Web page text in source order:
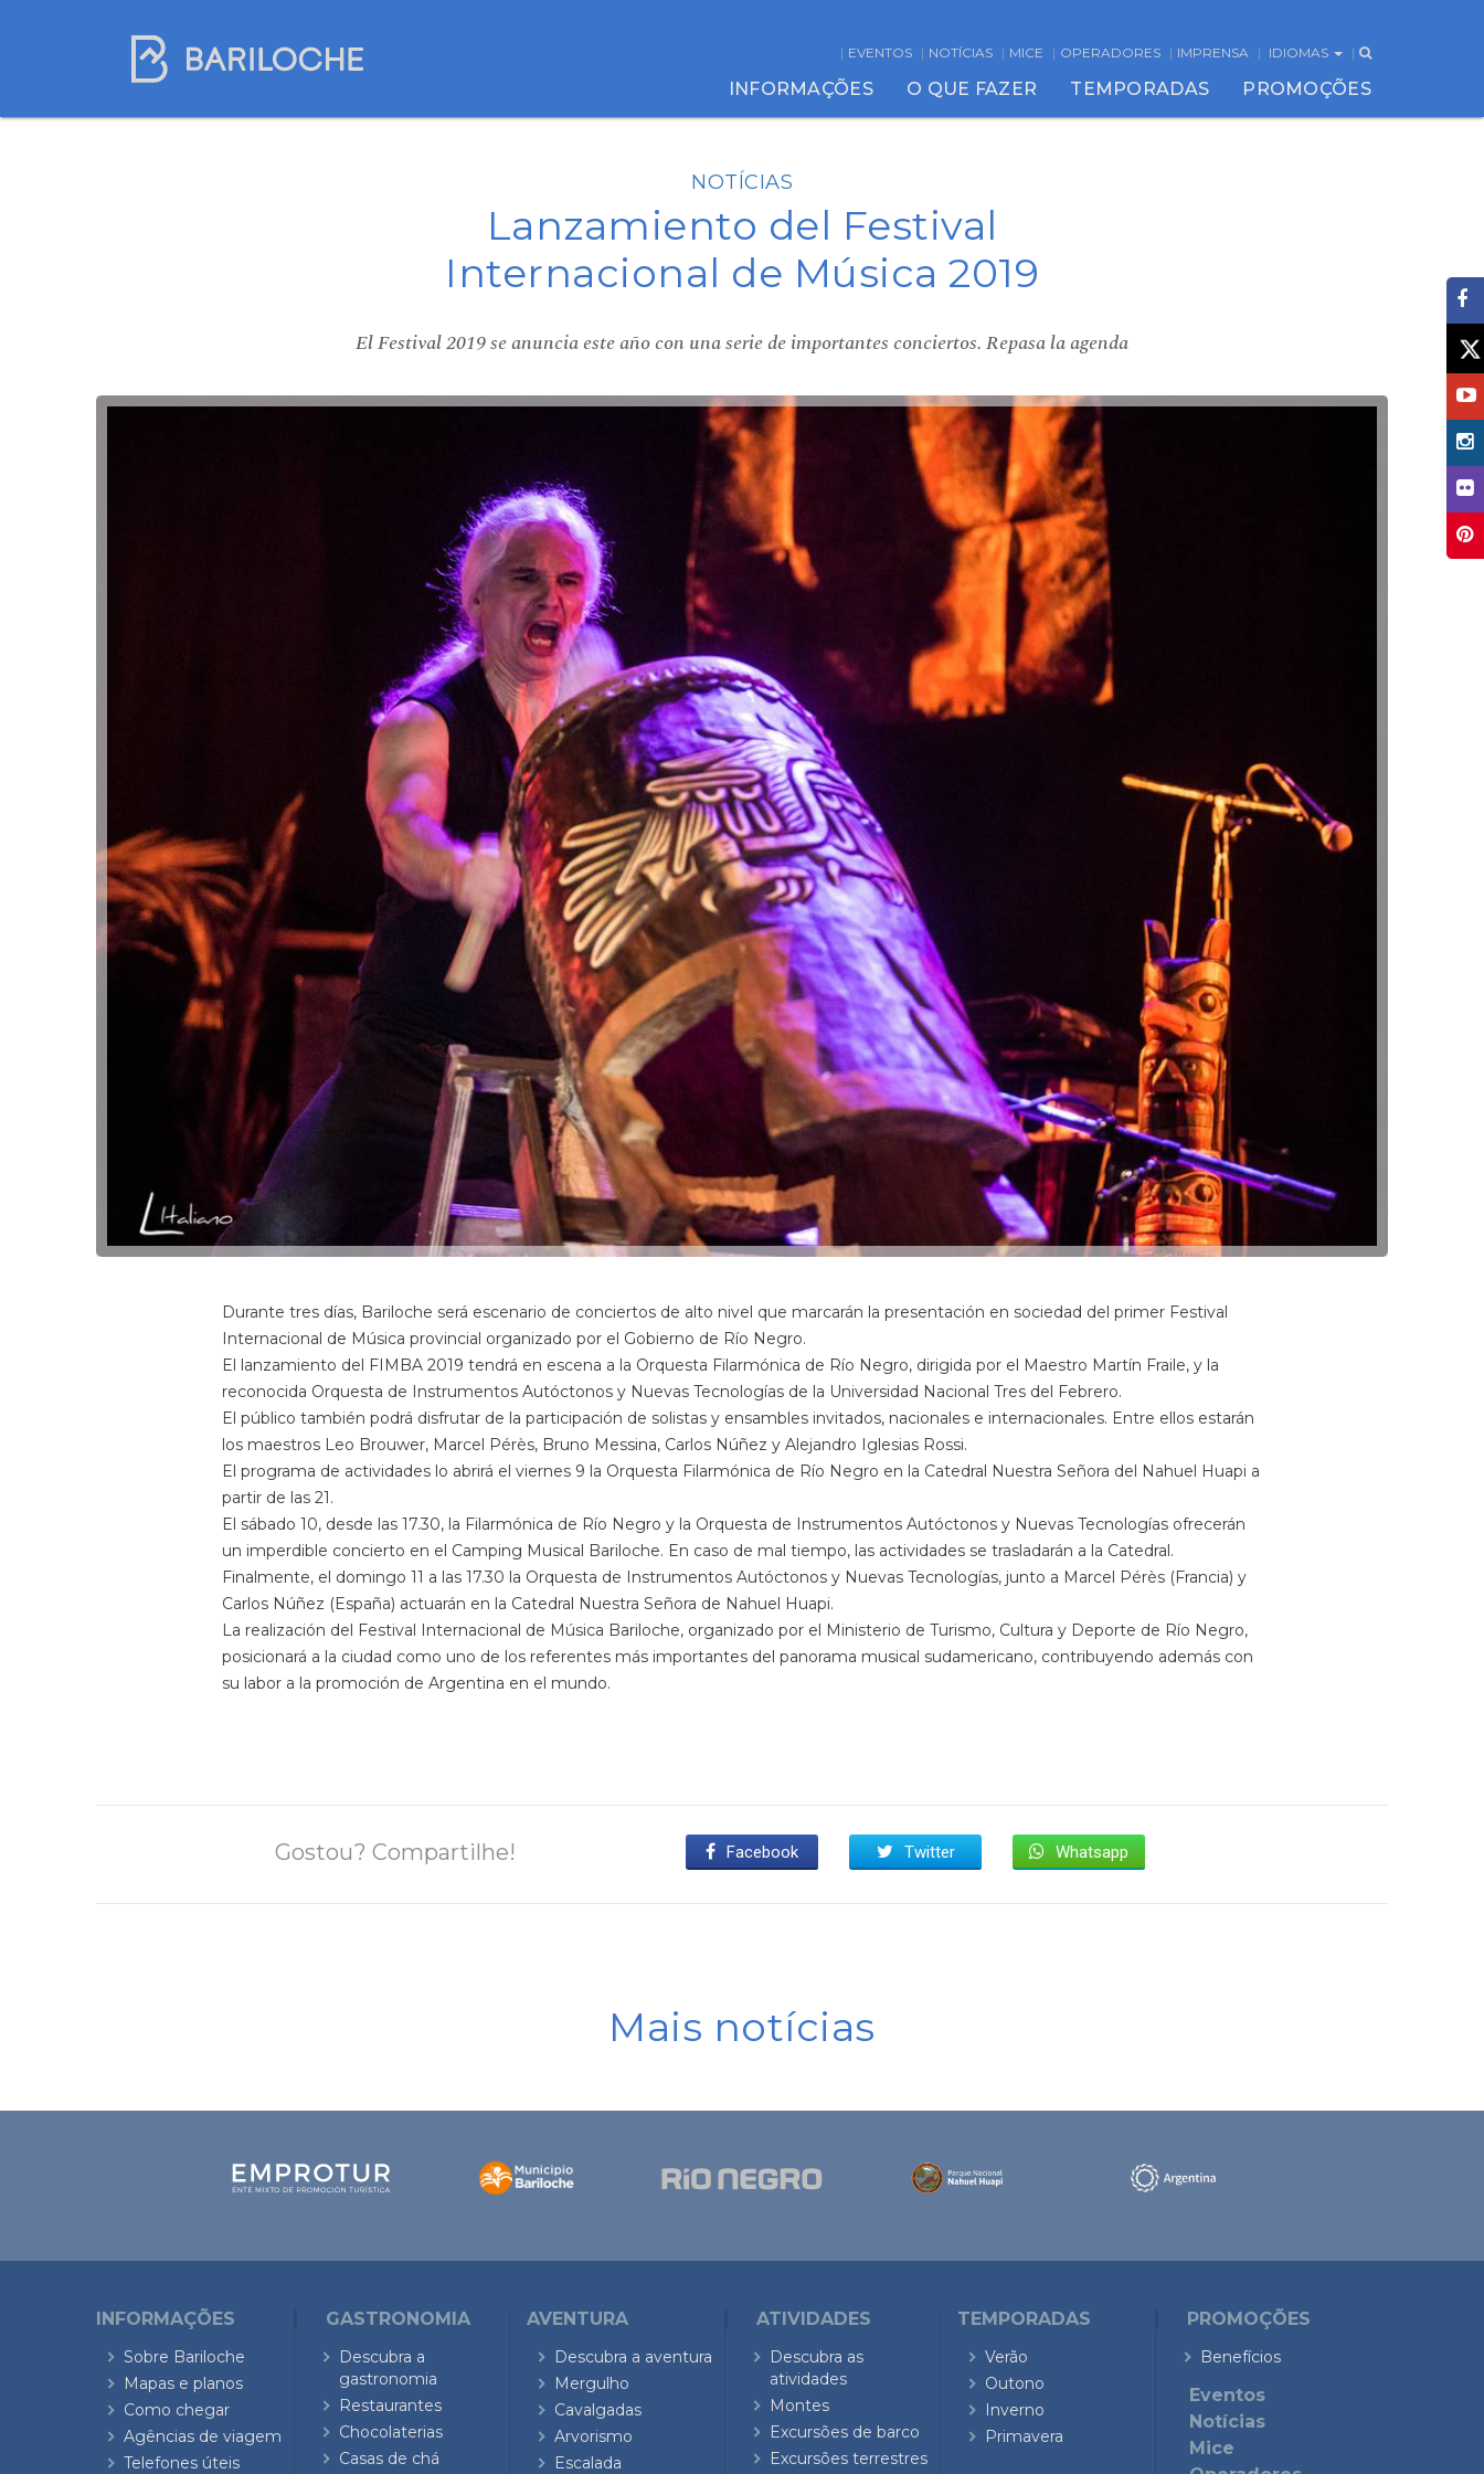
EVENTOS NOTÍCIAS MICE OPERADORES IMPRENSA IDIOMAS
INFORMAÇÕES O QUE FAZER TEMPORADAS PROMOÇÕES
NOTÍCIAS
Lanzamiento del Festival
Internacional de Música 2019
El Festival 2019 se anuncia este año con una serie de importantes conciertos. Repasa la agenda
Durante tres días, Bariloche será escenario de conciertos de alto nivel que marcarán la presentación en sociedad del primer Festival
Internacional de Música provincial organizado por el Gobierno de Río Negro.
El lanzamiento del FIMBA 2019 tendrá en escena a la Orquesta Filarmónica de Río Negro, dirigida por el Maestro Martín Fraile, y la
reconocida Orquesta de Instrumentos Autóctonos y Nuevas Tecnologías de la Universidad Nacional Tres del Febrero.
El público también podrá disfrutar de la participación de solistas y ensambles invitados, nacionales e internacionales. Entre ellos estarán
los maestros Leo Brouwer, Marcel Pérès, Bruno Messina, Carlos Núñez y Alejandro Iglesias Rossi.
El programa de actividades lo abrirá el viernes 9 la Orquesta Filarmónica de Río Negro en la Catedral Nuestra Señora del Nahuel Huapi a
partir de las 21.
El sábado 10, desde las 17.30, la Filarmónica de Río Negro y la Orquesta de Instrumentos Autóctonos y Nuevas Tecnologías ofrecerán
un imperdible concierto en el Camping Musical Bariloche. En caso de mal tiempo, las actividades se trasladarán a la Catedral.
Finalmente, el domingo 11 a las 17.30 la Orquesta de Instrumentos Autóctonos y Nuevas Tecnologías, junto a Marcel Pérès (Francia) y
Carlos Núñez (España) actuarán en la Catedral Nuestra Señora de Nahuel Huapi.
La realización del Festival Internacional de Música Bariloche, organizado por el Ministerio de Turismo, Cultura y Deporte de Río Negro,
posicionará a la ciudad como uno de los referentes más importantes del panorama musical sudamericano, contribuyendo además con
su labor a la promoción de Argentina en el mundo.
Gostou? Compartilhe! Facebook Twitter Whatsapp
Mais notícias
INFORMAÇÕES
Sobre Bariloche
Mapas e planos
Como chegar
Agências de viagem
Telefones úteis
GASTRONOMIA
Descubra a
gastronomia
Restaurantes
Chocolaterias
Casas de chá
AVENTURA
Descubra a aventura
Mergulho
Cavalgadas
Arvorismo
Escalada
ATIVIDADES
Descubra as
atividades
Montes
Excursões de barco
Excursões terrestres
TEMPORADAS
Verão
Outono
Inverno
Primavera
PROMOÇÕES
Benefícios
Eventos
Notícias
Mice